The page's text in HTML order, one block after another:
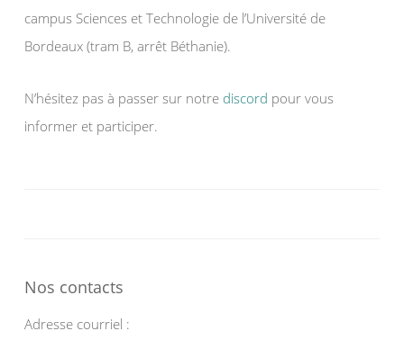
campus Sciences et Technologie de l’Université de
Bordeaux (tram B, arrêt Béthanie).
N’hésitez pas à passer sur notre discord pour vous
informer et participer.
Nos contacts
Adresse courriel :